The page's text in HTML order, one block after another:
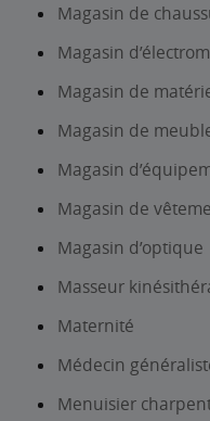
Magasin de
Magasin
Magasin de
Magasin de
Magasin
Magasin de
Magasin d’optique
Masseur
Maternité
Médecin
Menuisier